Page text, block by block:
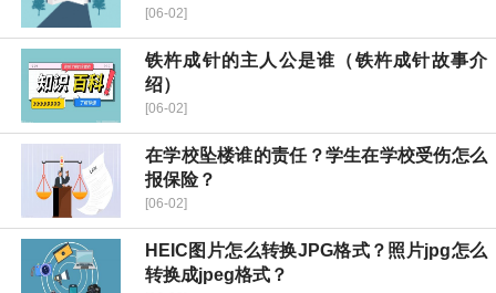
[06-02]
铁杵成针的主人公是谁（铁杵成针故事介
绍）
[06-02]
在学校坠楼谁的责任？学生在学校受伤怎么
报保险？
[06-02]
HEIC图片怎么转换JPG格式？照片jpg怎么
转换成jpeg格式？